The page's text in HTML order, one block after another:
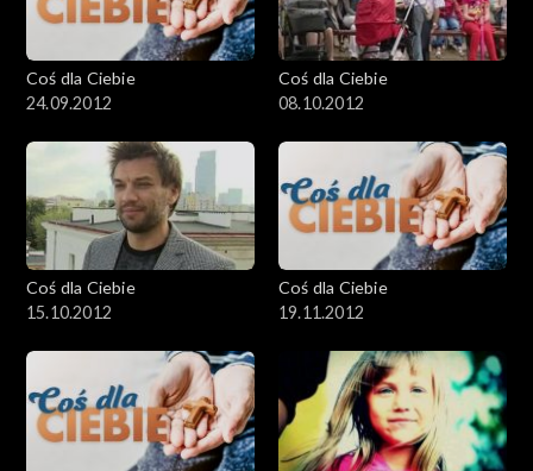
Coś dla Ciebie
24.09.2012
Coś dla Ciebie
08.10.2012
Coś dla Ciebie
15.10.2012
Coś dla Ciebie
19.11.2012